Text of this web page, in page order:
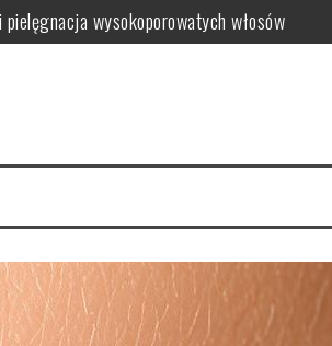
wysokoporowatych włosów
dla skóry
farbowaniu?
pielęgnacja krok po kroku